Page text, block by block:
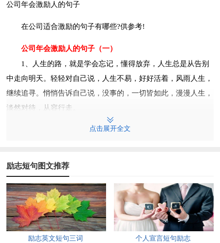
公司年会激励人的句子
在公司适合激励的句子有哪些?供参考!
公司年会激励人的句子（一）
1、人生的路，就是学会忘记，懂得放弃，人生总是从告别
中走向明天。轻轻对自己说，人生不易，好好活着，风雨人生，
继续追寻。悄悄告诉自己说，没事的，一切皆如此，漫漫人生，
淡然对待，从容行走。
2、我们实在应该学会看待困境。困难之所以让我们难以忘
3、我们，就是在一次又一次的打击中长大，弱者在打击中
颓废，强者在打击中深刻坚强。还是要学杨柳，看似柔弱却坚
韧，狂风吹不断;太刚强的树干，风中折枝。
点击展开全文
励志短句图文推荐
励志英文短句三词 个人宣言短句励志